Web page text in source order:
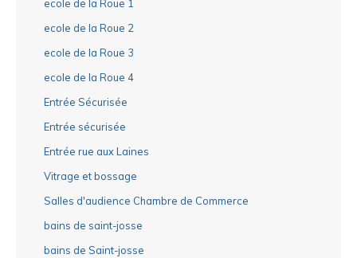
ecole de la Roue 1
ecole de la Roue 2
ecole de la Roue 3
ecole de la Roue 4
Entrée Sécurisée
Entrée sécurisée
Entrée rue aux Laines
Vitrage et bossage
Salles d'audience Chambre de Commerce
bains de saint-josse
bains de Saint-josse